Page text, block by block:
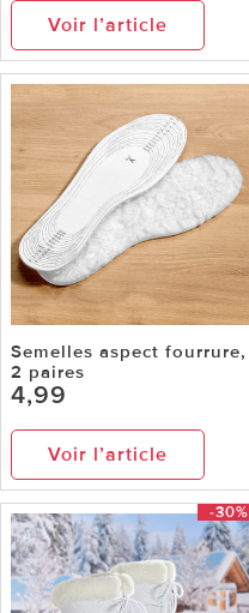
Voir l’article
Semelles aspect fourrure,
2 paires
4,99
Voir l’article
-30%